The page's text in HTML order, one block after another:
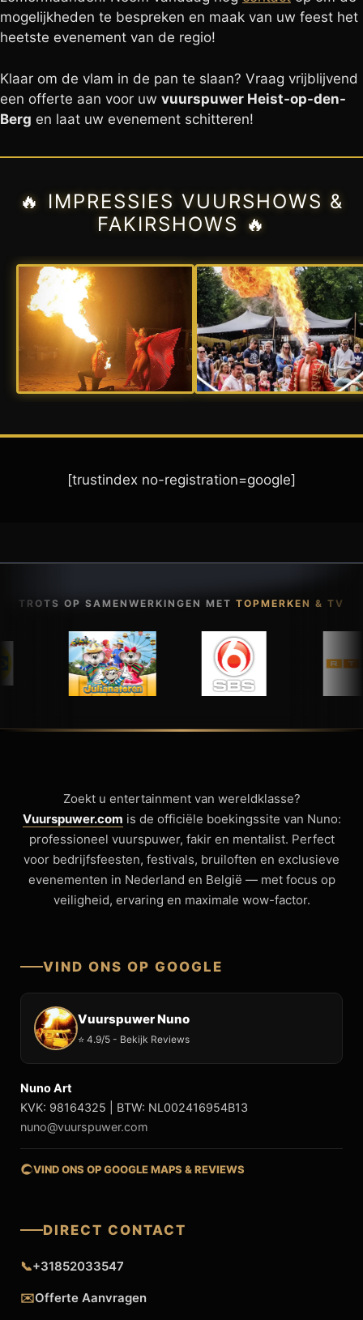
mogelijkheden te bespreken en maak van uw feest het
heetste evenement van de regio!
Klaar om de vlam in de pan te slaan? Vraag vrijblijvend
een offerte aan voor uw vuurspuwer Heist-op-den-
Berg en laat uw evenement schitteren!
🔥 IMPRESSIES VUURSHOWS &
FAKIRSHOWS 🔥
[trustindex no-registration=google]
TROTS OP SAMENWERKINGEN MET TOPMERKEN & TV
Zoekt u entertainment van wereldklasse?
Vuurspuwer.com is de officiële boekingssite van Nuno:
professioneel vuurspuwer, fakir en mentalist. Perfect
voor bedrijfsfeesten, festivals, bruiloften en exclusieve
evenementen in Nederland en België — met focus op
veiligheid, ervaring en maximale wow-factor.
VIND ONS OP GOOGLE
Vuurspuwer Nuno
⭐ 4.9/5 - Bekijk Reviews
Nuno Art
KVK: 98164325 | BTW: NL002416954B13
nuno@vuurspuwer.com
VIND ONS OP GOOGLE MAPS & REVIEWS
DIRECT CONTACT
📞+31852033547
✉️Offerte Aanvragen